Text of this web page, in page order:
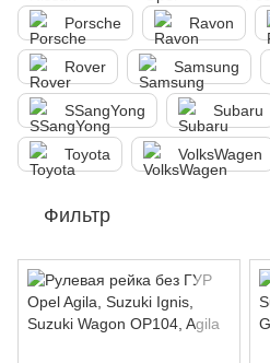
Porsche Ravon
Rover Samsung
SSangYong Subaru
Toyota VolksWagen
Фильтр